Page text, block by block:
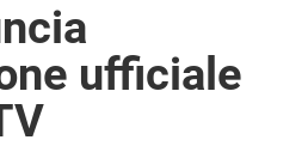
ufficiale